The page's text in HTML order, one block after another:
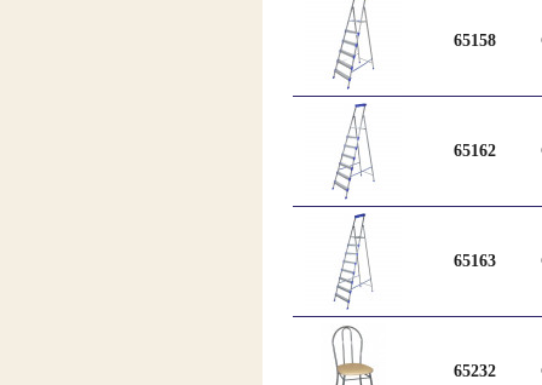
65158
65162
65163
65232